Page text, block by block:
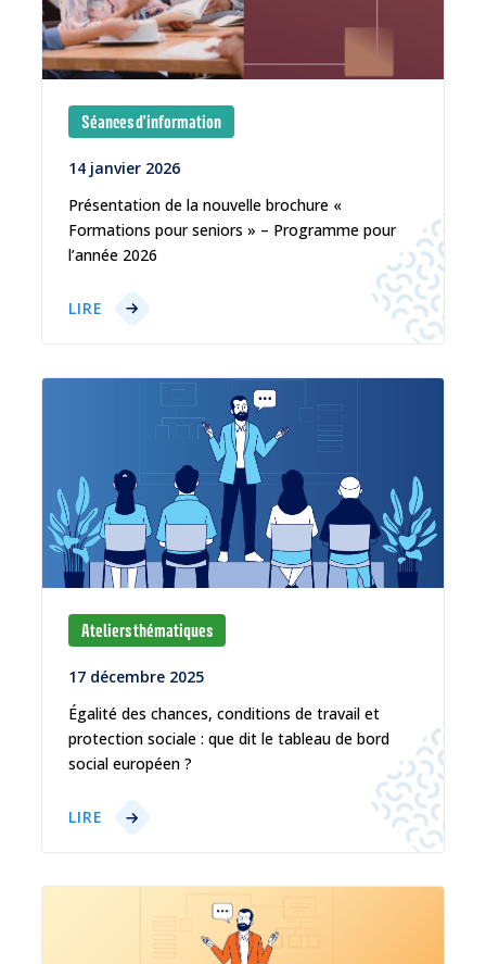
Séances d'information
14 janvier 2026
Présentation de la nouvelle brochure «
Formations pour seniors » – Programme pour
l’année 2026
LIRE
Ateliers thématiques
17 décembre 2025
Égalité des chances, conditions de travail et
protection sociale : que dit le tableau de bord
social européen ?
LIRE